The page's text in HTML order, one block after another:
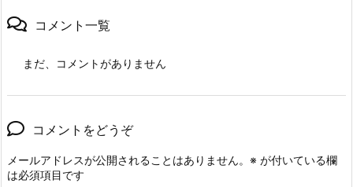
コメント一覧
まだ、コメントがありません
コメントをどうぞ
メールアドレスが公開されることはありません。 ※ が付いている欄
は必須項目です